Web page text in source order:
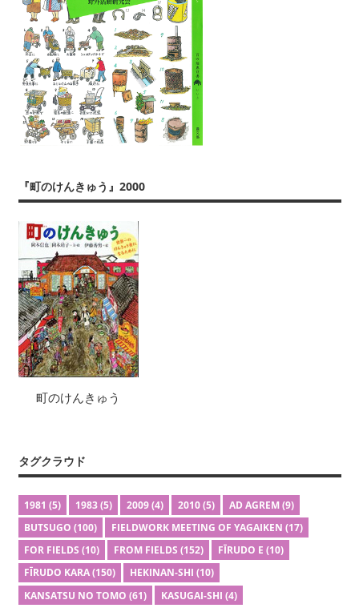
『町のけんきゅう』2000
町のけんきゅう
タグクラウド
1981 (5) 1983(5) 2009(4) 2010(5) AD AGREM(9)
BUTSUGO (100) FIELDWORK MEETING OF YAGAIKEN (17)
FOR FIELDS (10) FROM FIELDS (152) FĪRUDO E (10)
FĪRUDO KARA(150) HEKINAN-SHI (10)
KANSATSU NO TOMO (61) KASUGAI-SHI (4)